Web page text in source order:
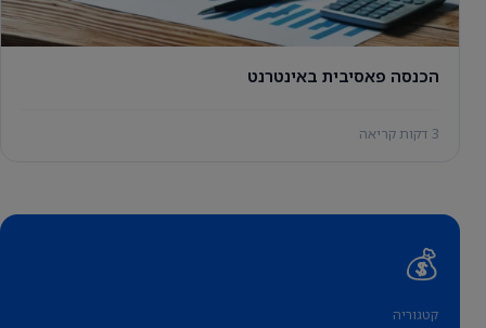
הכנסה פאסיבית באינטרנט
3 דקות קריאה
💰
קטגוריה